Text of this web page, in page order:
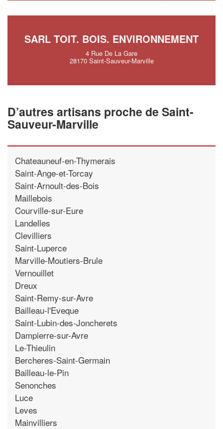
SARL TOIT. BOIS. ENVIRONNEMENT
4 Rue De La Gare
28170 Saint-Sauveur-Marville
D’autres artisans proche de Saint-
Sauveur-Marville
Chateauneuf-en-Thymerais
Saint-Ange-et-Torcay
Saint-Arnoult-des-Bois
Maillebois
Courville-sur-Eure
Landelles
Clevilliers
Saint-Luperce
Marville-Moutiers-Brule
Vernouillet
Dreux
Saint-Remy-sur-Avre
Bailleau-l'Eveque
Saint-Lubin-des-Joncherets
Dampierre-sur-Avre
Le-Thieulin
Bercheres-Saint-Germain
Bailleau-le-Pin
Senonches
Luce
Leves
Mainvilliers